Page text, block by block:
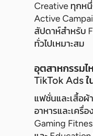
Creative ทุกห
Active
สัปดาห์สำหรับ
ทั่วไปเหมาะสม
อุตสาหกรรม
TikTok Ads ใ
แฟชั่นและเสื้อ
อาหารและเครื่
Gaming